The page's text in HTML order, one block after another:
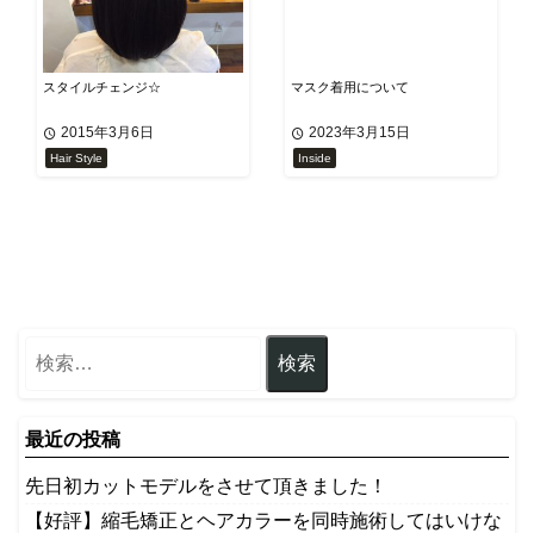
スタイルチェンジ☆
2015年3月6日
Hair Style
マスク着用について
2023年3月15日
Inside
最近の投稿
先日初カットモデルをさせて頂きました！
【好評】縮毛矯正とヘアカラーを同時施術してはいけな